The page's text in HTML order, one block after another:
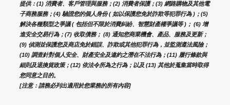
提供：(1) 消費者、客戶管理與服務；(2) 消費者保護；(3) 網路購物及其他電
子商務服務；(4) 驗證您的個人身份 ( 如以保護您免於詐欺等犯罪行為 )；(5)
解決各種類型之爭議 ( 包括但不限於消費糾紛、智慧財產權爭議等 )； (6) 增
進安全交易行為；(7) 收取債務； (8) 通知您商業機會、產品、服務及更新；
(9) 偵測並保護您及商店免於錯誤、詐欺或其他犯罪行為，並監測遵法風險；
(10) 調查針對個人安全、財產安全及違約之潛在不法行為；(11) 履行條款與
細則及退換貨政策；(12) 依法令所為之行為；以及 (13) 其他於蒐集當時取得
您同意之目的。
[注意：請務必列出適用於您業務的所有內容]